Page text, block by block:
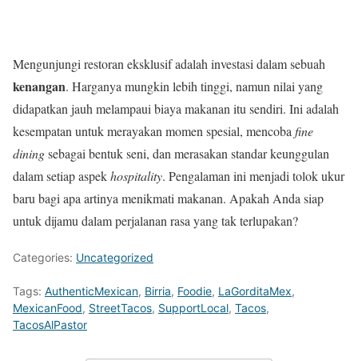
Mengunjungi restoran eksklusif adalah investasi dalam sebuah
kenangan. Harganya mungkin lebih tinggi, namun nilai yang
didapatkan jauh melampaui biaya makanan itu sendiri. Ini adalah
kesempatan untuk merayakan momen spesial, mencoba fine
diningsebagai bentuk seni, dan merasakan standar keunggulan
dalam setiap aspekhospitality. Pengalaman ini menjadi tolok ukur
baru bagi apa artinya menikmati makanan. Apakah Anda siap
untuk dijamu dalam perjalanan rasa yang tak terlupakan?
Categories: Uncategorized
Tags: AuthenticMexican, Birria, Foodie, LaGorditaMex,
MexicanFood, StreetTacos, SupportLocal, Tacos,
TacosAlPastor